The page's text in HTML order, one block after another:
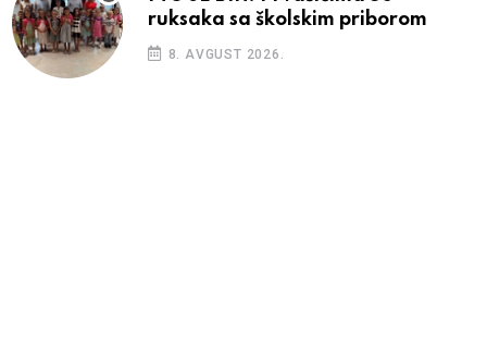
ruksaka sa školskim priborom
8. AVGUST 2026.